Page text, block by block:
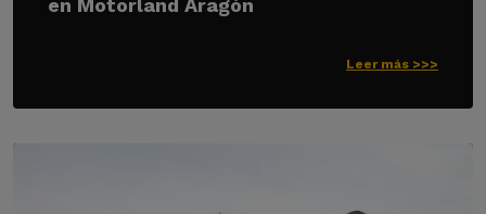
en Motorland Aragón
Leer más >>>